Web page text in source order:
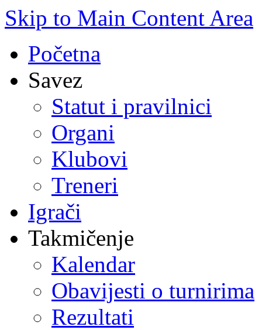
Skip to Main Content Area
Početna
Savez
Statut i pravilnici
Organi
Klubovi
Treneri
Igrači
Takmičenje
Kalendar
Obavijesti o turnirima
Rezultati